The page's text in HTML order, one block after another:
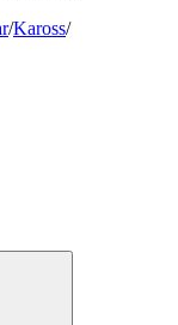
/Kaross/